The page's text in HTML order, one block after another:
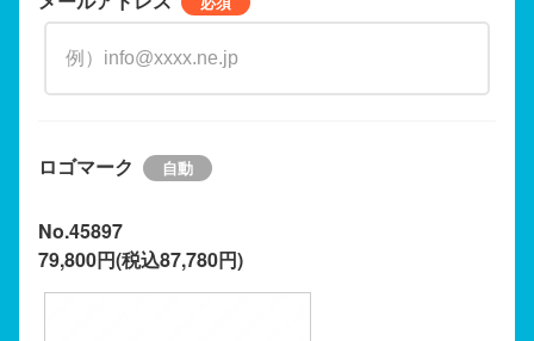
ロゴマーク
No.45897
79,800円(税込87,780円)